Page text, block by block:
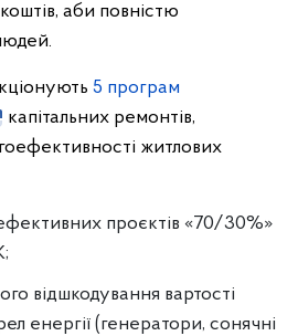
аби повністю
5 програм
капітальних ремонтів,
житлових
проєктів «70/30%»
відшкодування вартості
енергії (генератори, сонячні